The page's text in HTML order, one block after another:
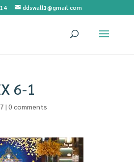
ddswall1@gmail.com
6-1
| 0 comments